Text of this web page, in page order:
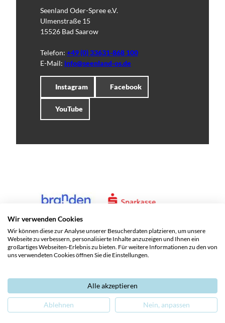
Seenland Oder-Spree e.V.
Ulmenstraße 15
15526 Bad Saarow
Telefon: +49 (0) 33631-868 100
E-Mail: info@seenland-os.de
Instagram Facebook
YouTube
Service und Kontakte
Datenschutz
Barrierefreiheit
Leichte Sprache
Wir verwenden Cookies
Wir können diese zur Analyse unserer Besucherdaten platzieren, um unsere
Webseite zu verbessern, personalisierte Inhalte anzuzeigen und Ihnen ein
großartiges Webseiten-Erlebnis zu bieten. Für weitere Informationen zu den von
uns verwendeten Cookies öffnen Sie die Einstellungen.
Alle akzeptieren
Ablehnen Nein, anpassen